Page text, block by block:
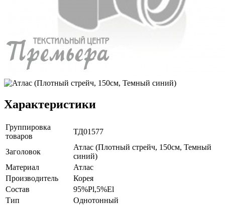
Характеристики
Группировка
товаров
ТД01577
Заголовок
Атлас (Плотный стрейч, 150см, Темный
синий)
Материал
Атлас
Производитель
Корея
Состав
95%Pl,5%El
Тип
Однотонный